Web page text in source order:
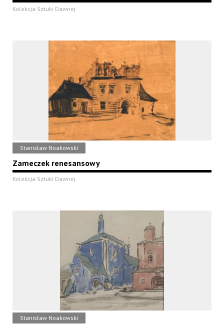
Kolekcja Sztuki Dawnej
Stanisław Noakowski
Zameczek renesansowy
Kolekcja Sztuki Dawnej
Stanisław Noakowski